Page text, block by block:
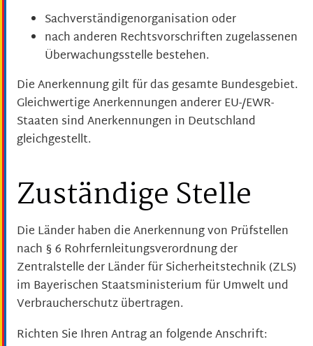
Sachverständigenorganisation oder
nach anderen Rechtsvorschriften zugelassenen
Überwachungsstelle bestehen.
Die Anerkennung gilt für das gesamte Bundesgebiet.
Gleichwertige Anerkennungen anderer EU-/EWR-
Staaten sind Anerkennungen in Deutschland
gleichgestellt.
Zuständige Stelle
Die Länder haben die Anerkennung von Prüfstellen
nach § 6 Rohrfernleitungsverordnung der
Zentralstelle der Länder für Sicherheitstechnik (ZLS)
im Bayerischen Staatsministerium für Umwelt und
Verbraucherschutz übertragen.
Richten Sie Ihren Antrag an folgende Anschrift: